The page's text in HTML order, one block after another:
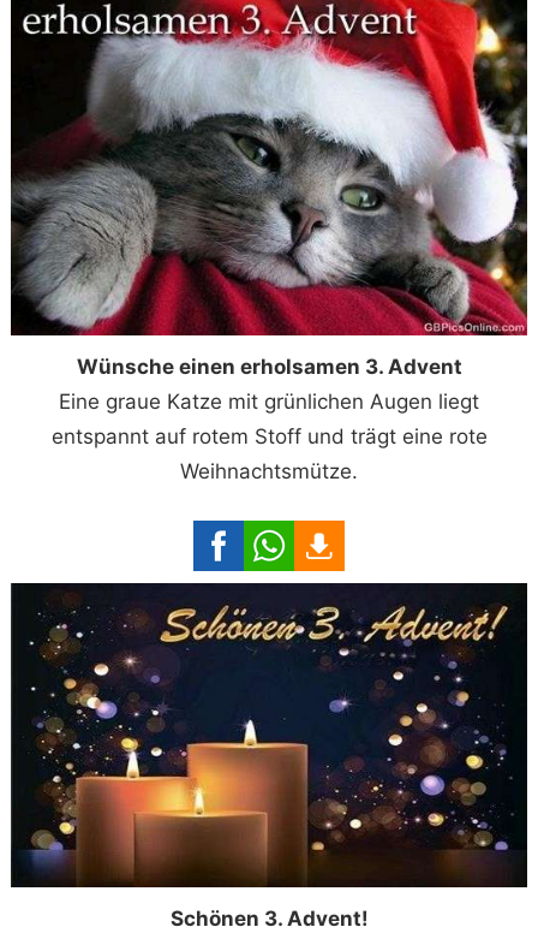
Wünsche einen erholsamen 3. Advent
Eine graue Katze mit grünlichen Augen liegt
entspannt auf rotem Stoff und trägt eine rote
Weihnachtsmütze.
Schönen 3. Advent!